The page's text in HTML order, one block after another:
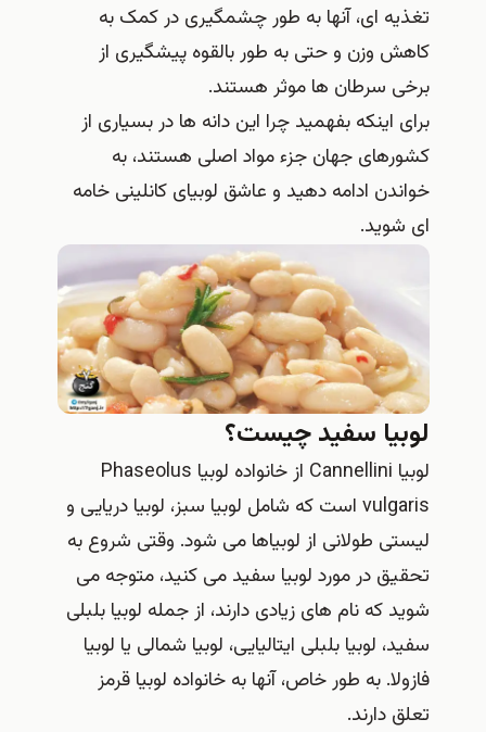
تغذیه ای، آنها به طور چشمگیری در کمک به
کاهش وزن و حتی به طور بالقوه پیشگیری از
برخی سرطان ها موثر هستند.
برای اینکه بفهمید چرا این دانه ها در بسیاری از
کشورهای جهان جزء مواد اصلی هستند، به
خواندن ادامه دهید و عاشق لوبیای کانلینی خامه
ای شوید.
لوبیا سفید چیست؟
لوبیا Cannellini از خانواده لوبیا Phaseolus
vulgaris است که شامل لوبیا سبز، لوبیا دریایی و
لیستی طولانی از لوبیاها می شود. وقتی شروع به
تحقیق در مورد لوبیا سفید می‌ کنید، متوجه می‌
شوید که نام‌ های زیادی دارند، از جمله لوبیا بلبلی
سفید، لوبیا بلبلی ایتالیایی، لوبیا شمالی یا لوبیا
فازولا. به طور خاص، آنها به خانواده لوبیا قرمز
تعلق دارند.